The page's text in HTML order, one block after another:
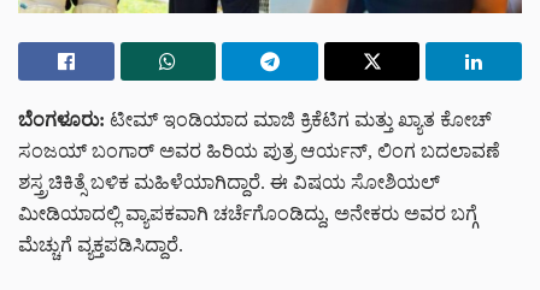
ಬೆಂಗಳೂರು: ಟೀಮ್ ಇಂಡಿಯಾದ ಮಾಜಿ ಕ್ರಿಕೆಟಿಗ ಮತ್ತು ಖ್ಯಾತ ಕೋಚ್
ಸಂಜಯ್ ಬಂಗಾರ್ ಅವರ ಹಿರಿಯ ಪುತ್ರ ಆರ್ಯನ್, ಲಿಂಗ ಬದಲಾವಣೆ
ಶಸ್ತ್ರಚಿಕಿತ್ಸೆ ಬಳಿಕ ಮಹಿಳೆಯಾಗಿದ್ದಾರೆ. ಈ ವಿಷಯ ಸೋಶಿಯಲ್
ಮೀಡಿಯಾದಲ್ಲಿ ವ್ಯಾಪಕವಾಗಿ ಚರ್ಚೆಗೊಂಡಿದ್ದು, ಅನೇಕರು ಅವರ ಬಗ್ಗೆ
ಮೆಚ್ಚುಗೆ ವ್ಯಕ್ತಪಡಿಸಿದ್ದಾರೆ.